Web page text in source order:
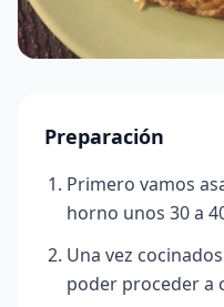
Preparación
Primero vamos
horno unos 30 a
Una vez
poder proceder a